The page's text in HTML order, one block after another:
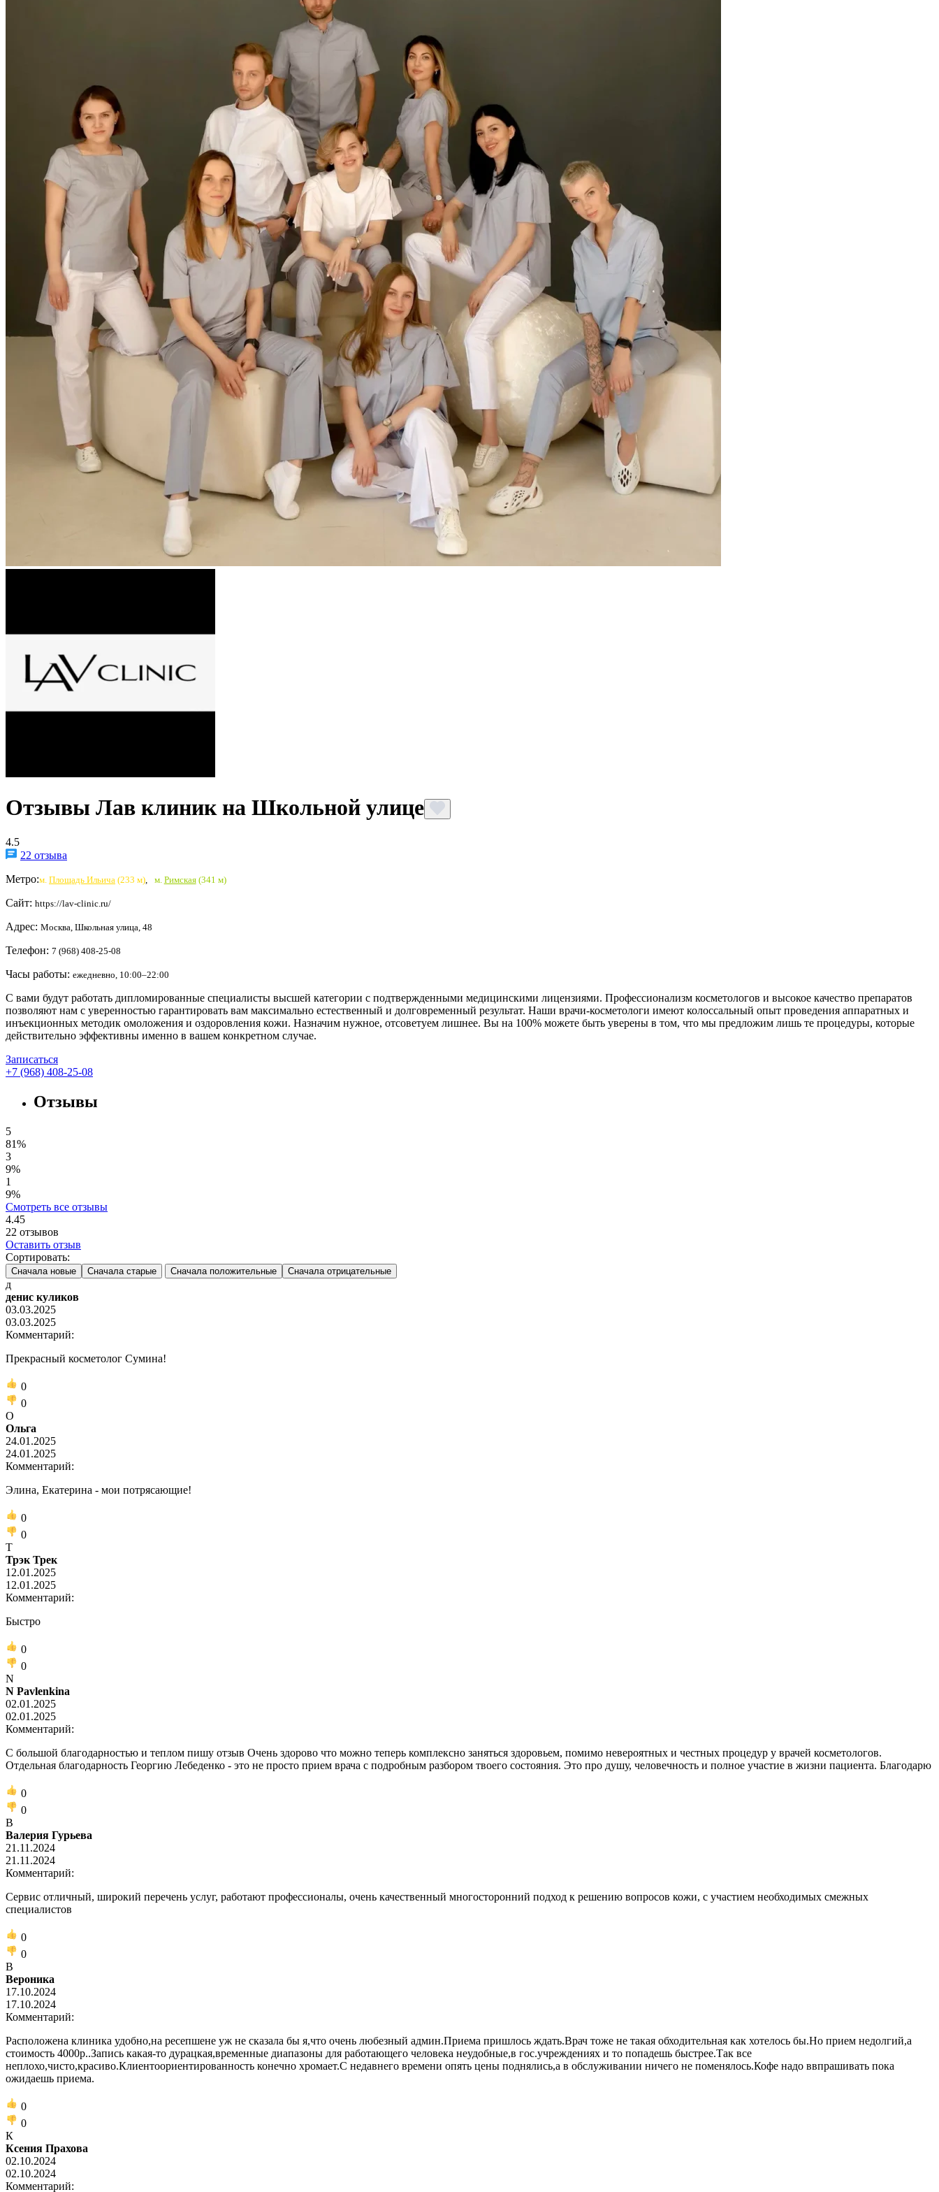
Отзывы Лав клиник на Школьной улице
4.5
22 отзыва
Метро:м. Площадь Ильича (233 м) м. Римская(341 м)
Сайт: https://lav-clinic.ru/
Адрес: Москва, Школьная улица, 48
Телефон: 7 (968) 408-25-08
Часы работы: ежедневно, 10:00–22:00
С вами будут работать дипломированные специалисты высшей категории с подтвержденными медицинскими лицензиями. Профессионализм косметологов и высокое качество препаратов
позволяют нам с уверенностью гарантировать вам максимально естественный и долговременный результат. Наши врачи-косметологи имеют колоссальный опыт проведения аппаратных и
инъекционных методик омоложения и оздоровления кожи. Назначим нужное, отсоветуем лишнее. Вы на 100% можете быть уверены в том, что мы предложим лишь те процедуры, которые
действительно эффективны именно в вашем конкретном случае.
Записаться
+7 (968) 408-25-08
Отзывы
5
81%
3
9%
1
9%
Смотреть все отзывы
4.45
22 отзывов
Оставить отзыв
Сортировать:
Сначала новые Сначала старые Сначала положительные Сначала отрицательные
д
денис куликов
03.03.2025
03.03.2025
Комментарий:
Прекрасный косметолог Сумина!
0
0
О
Ольга
24.01.2025
24.01.2025
Комментарий:
Элина, Екатерина - мои потрясающие!
0
0
Т
Трэк Трек
12.01.2025
12.01.2025
Комментарий:
Быстро
0
0
N
N Pavlenkina
02.01.2025
02.01.2025
Комментарий:
С большой благодарностью и теплом пишу отзыв Очень здорово что можно теперь комплексно заняться здоровьем, помимо невероятных и честных процедур у врачей косметологов.
Отдельная благодарность Георгию Лебеденко - это не просто прием врача с подробным разбором твоего состояния. Это про душу, человечность и полное участие в жизни пациента. Благодарю
0
0
В
Валерия Гурьева
21.11.2024
21.11.2024
Комментарий:
Сервис отличный, широкий перечень услуг, работают профессионалы, очень качественный многосторонний подход к решению вопросов кожи, с участием необходимых смежных
специалистов
0
0
В
Вероника
17.10.2024
17.10.2024
Комментарий:
Расположена клиника удобно,на ресепшене уж не сказала бы я,что очень любезный админ.Приема пришлось ждать.Врач тоже не такая обходительная как хотелось бы.Но прием недолгий,а
стоимость 4000р..Запись какая-то дурацкая,временные диапазоны для работающего человека неудобные,в гос.учреждениях и то попадешь быстрее.Так все
неплохо,чисто,красиво.Клиентоориентированность конечно хромает.С недавнего времени опять цены поднялись,а в обслуживании ничего не поменялось.Кофе надо ввпрашивать пока
ожидаешь приема.
0
0
К
Ксения Прахова
02.10.2024
02.10.2024
Комментарий: